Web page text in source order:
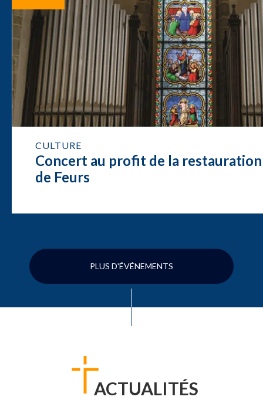
CULTURE
Concert au profit de la restauration
de Feurs
PLUS D'ÉVÉNEMENTS
ACTUALITÉS